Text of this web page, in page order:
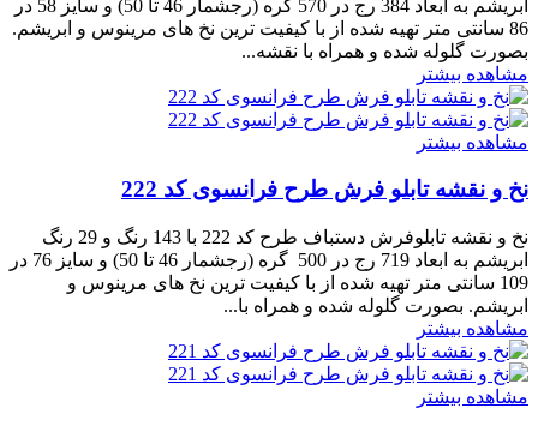
ابریشم به ابعاد 384 رج در 570 گره (رجشمار 46 تا 50) و سایز 58 در
86 سانتی متر تهیه شده از با کیفیت ترین نخ های مرینوس و ابریشم.
بصورت گلوله شده و همراه با نقشه...
مشاهده بیشتر
مشاهده بیشتر
نخ و نقشه تابلو فرش طرح فرانسوی کد 222
نخ و نقشه تابلوفرش دستباف طرح کد 222 با 143 رنگ و 29 رنگ
ابریشم به ابعاد 719 رج در 500 گره (رجشمار 46 تا 50) و سایز 76 در
109 سانتی متر تهیه شده از با کیفیت ترین نخ های مرینوس و
ابریشم. بصورت گلوله شده و همراه با...
مشاهده بیشتر
مشاهده بیشتر